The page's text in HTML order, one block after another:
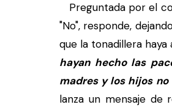
Preguntada por el
"No", responde,
que la tonadillera haya
hayan hecho las
madres y los hijos no
lanza un mensaje de